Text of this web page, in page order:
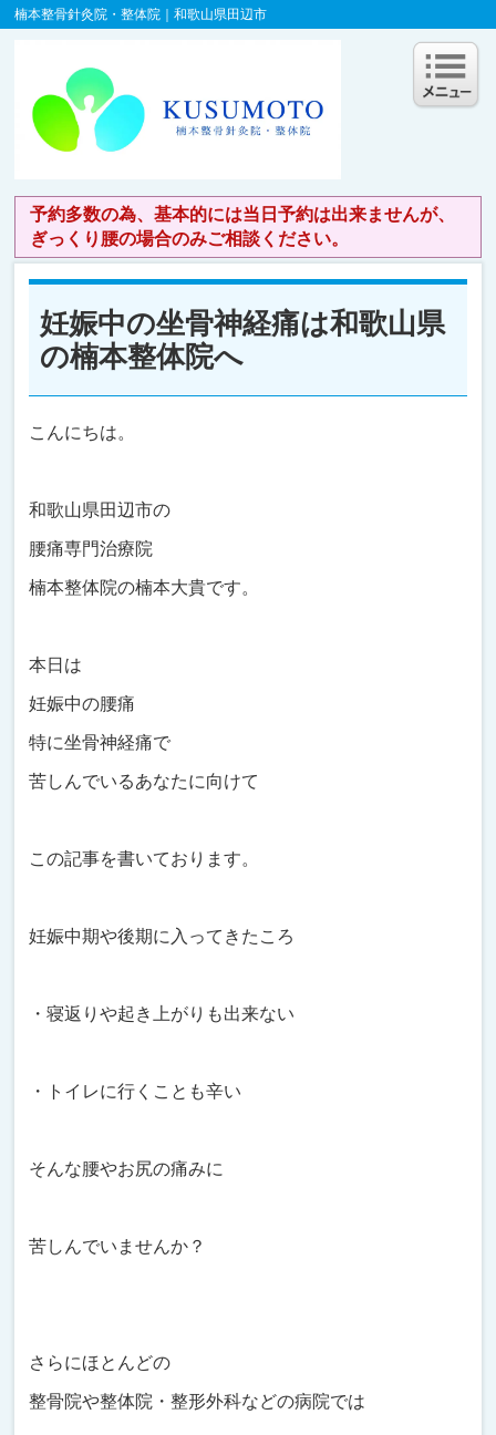
楠本整骨針灸院・整体院｜和歌山県田辺市
予約多数の為、基本的には当日予約は出来ませんが、
ぎっくり腰の場合のみご相談ください。
妊娠中の坐骨神経痛は和歌山県
の楠本整体院へ
こんにちは。
和歌山県田辺市の
腰痛専門治療院
楠本整体院の楠本大貴です。
本日は
妊娠中の腰痛
特に坐骨神経痛で
苦しんでいるあなたに向けて
この記事を書いております。
妊娠中期や後期に入ってきたころ
・寝返りや起き上がりも出来ない
・トイレに行くことも辛い
そんな腰やお尻の痛みに
苦しんでいませんか？
さらにほとんどの
整骨院や整体院・整形外科などの病院では